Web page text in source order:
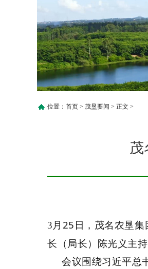
位置： 首页 > 茂垦要闻 > 正文 >
茂
3月 25 日，茂名农垦
长（局长）陈光义主
会议围绕习近平总